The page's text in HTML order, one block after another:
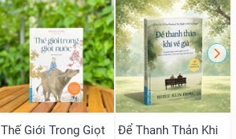
Thế Giới Trong Giọt
Để Thanh Thản Khi